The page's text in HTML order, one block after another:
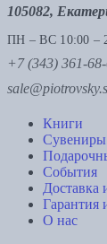
105082,
ПН – ВС 10:00 –
+7 (343) 361-
Книги
Сувениры
События
Доставка
Гарантия
О нас